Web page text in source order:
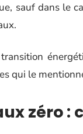
sauf dans le
qui le
zéro :